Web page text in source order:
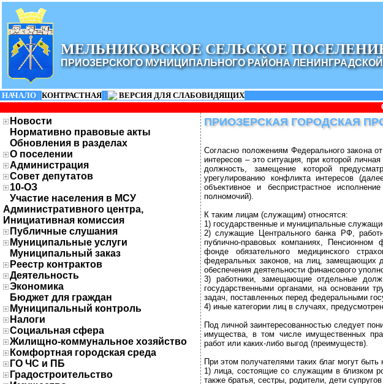
МЕЛЬНИКОВСКОЕ СЕЛЬСКОЕ
ПРИОЗЕРСКОГО МУНИЦИПАЛЬНОГО РАЙОНА
НАЧАЛО | КОНТРАСТНАЯ |
ВЕРСИЯ ДЛЯ СЛАБОВИДЯЩИХ
ОБРАТИТЕ
Новости
Нормативно правовые акты
Обновления в разделах
О поселении
Администрация
Совет депутатов
10-ОЗ
Участие населения в МСУ
Административного центра,
Инициативная комиссия
Публичные слушания
Муниципальные услуги
Муниципальный заказ
Реестр контрактов
Деятельность
Экономика
Бюджет для граждан
Муниципальный контроль
Налоги
Социальная сфера
Жилищно-коммунальное хозяйство
Комфортная городская среда
ГО ЧС и ПБ
Градостроительство
ПРИОЗЕРСКАЯ ГОРОДСКАЯ
Согласно положениям Федерального закона
интересов – это ситуация, при которой
должность, замещение которой
урегулированию конфликта интересов
объективное и беспристрастное
полномочий).
К таким лицам (служащим) относятся:
1) государственные и муниципальные
2) служащие Центрального банка РФ,
публично-правовых компаниях,
фонде обязательного медицинского
федеральных законов, на лиц, замещающих
обеспечения деятельности финансового
3) работники, замещающие отдельные
государственными органами, на основании
задач, поставленных перед федеральными
4) иные категории лиц в случаях,
Под личной заинтересованностью следует
имущества, в том числе имущественных
работ или каких-либо выгод (преимуществ).
При этом получателями таких благ могут
1) лица, состоящие со служащим в близком
также братья, сестры, родители, дети